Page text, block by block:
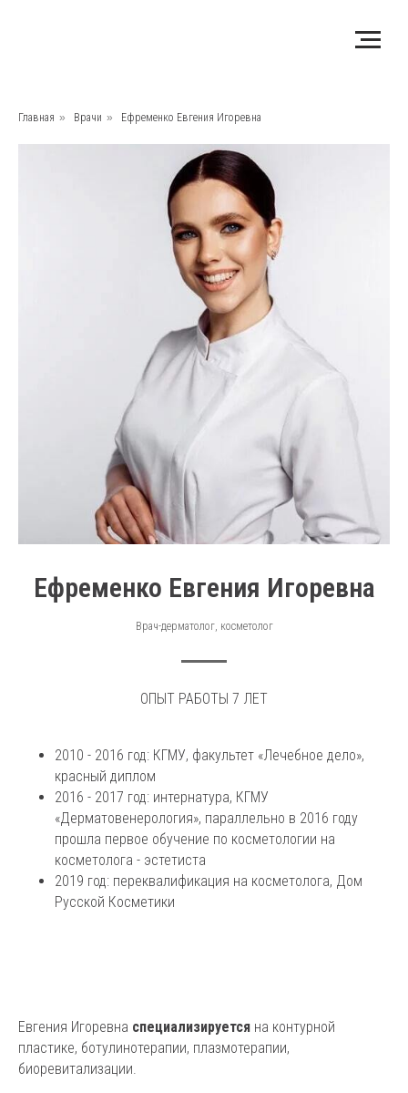
Главная » Врачи » Ефременко Евгения Игоревна
Ефременко Евгения Игоревна
Врач-дерматолог, косметолог
ОПЫТ РАБОТЫ 7 ЛЕТ
2010 - 2016 год: КГМУ, факультет «Лечебное дело»,
красный диплом
2016 - 2017 год: интернатура, КГМУ
«Дерматовенерология», параллельно в 2016 году
прошла первое обучение по косметологии на
косметолога - эстетиста
2019 год: переквалификация на косметолога, Дом
Русской Косметики
Евгения Игоревна специализируется на контурной
пластике, ботулинотерапии, плазмотерапии,
биоревитализации.